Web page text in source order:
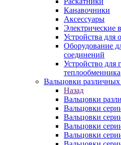
Канавочники
Аксессуары
Электрические
Устройства для
Оборудование
соединений
Устройство для
теплообменника
Вальцовки различных
Назад
Вальцовки
Вальцовки
Вальцовки
Вальцовки
Вальцовки